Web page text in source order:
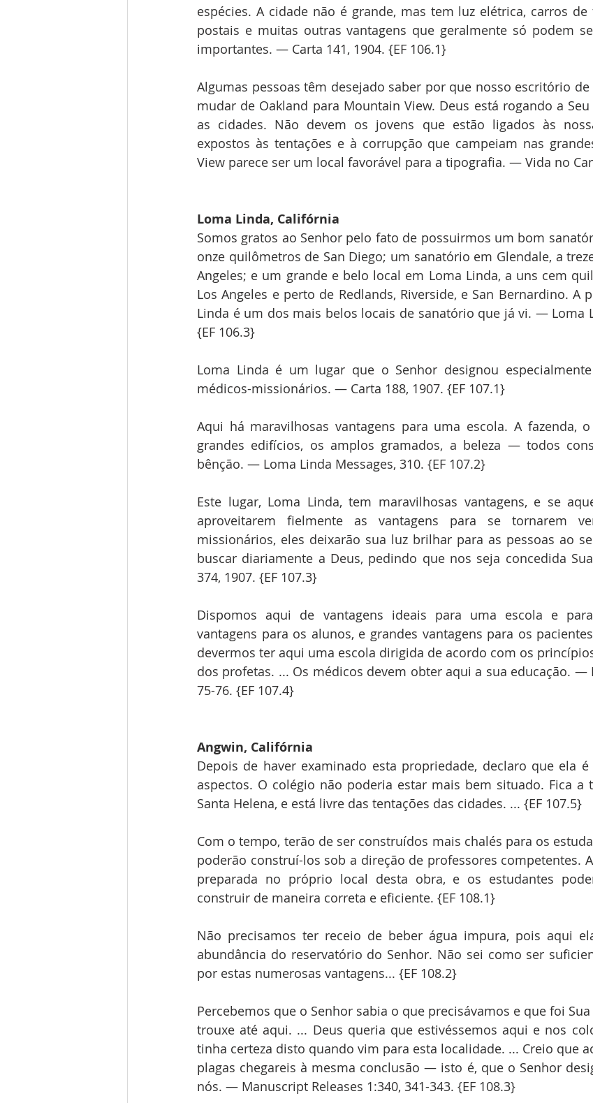
espécies. A cidade não é grande, mas tem luz elétrica, carros
postais e muitas outras vantagens que geralmente só podem
importantes. — Carta 141, 1904. {EF 106.1}
Algumas pessoas têm desejado saber por que nosso escritório
mudar de Oakland para Mountain View. Deus está rogando a
as cidades. Não devem os jovens que estão ligados às
expostos às tentações e à corrupção que campeiam nas
View parece ser um local favorável para a tipografia. — Vida no
Loma Linda, Califórnia
Somos gratos ao Senhor pelo fato de possuirmos um bom
onze quilômetros de San Diego; um sanatório em Glendale, a
Angeles; e um grande e belo local em Loma Linda, a uns cem
Los Angeles e perto de Redlands, Riverside, e San Bernardino. A
Linda é um dos mais belos locais de sanatório que já vi. — Loma
{EF 106.3}
Loma Linda é um lugar que o Senhor designou
médicos-missionários. — Carta 188, 1907. {EF 107.1}
Aqui há maravilhosas vantagens para uma escola. A fazenda,
grandes edifícios, os amplos gramados, a beleza — todos
bênção. — Loma Linda Messages, 310. {EF 107.2}
Este lugar, Loma Linda, tem maravilhosas vantagens, e se
aproveitarem fielmente as vantagens para se tornarem
missionários, eles deixarão sua luz brilhar para as pessoas ao
buscar diariamente a Deus, pedindo que nos seja concedida
374, 1907. {EF 107.3}
Dispomos aqui de vantagens ideais para uma escola e
vantagens para os alunos, e grandes vantagens para os
devermos ter aqui uma escola dirigida de acordo com os
dos profetas. ... Os médicos devem obter aqui a sua educação. —
75-76. {EF 107.4}
Angwin, Califórnia
Depois de haver examinado esta propriedade, declaro que ela
aspectos. O colégio não poderia estar mais bem situado. Fica a
Santa Helena, e está livre das tentações das cidades. ... {EF 107.5}
Com o tempo, terão de ser construídos mais chalés para os
poderão construí-los sob a direção de professores competentes.
preparada no próprio local desta obra, e os estudantes
construir de maneira correta e eficiente. {EF 108.1}
Não precisamos ter receio de beber água impura, pois aqui
abundância do reservatório do Senhor. Não sei como ser
por estas numerosas vantagens... {EF 108.2}
Percebemos que o Senhor sabia o que precisávamos e que foi
trouxe até aqui. ... Deus queria que estivéssemos aqui e nos
tinha certeza disto quando vim para esta localidade. ... Creio que
plagas chegareis à mesma conclusão — isto é, que o Senhor
nós. — Manuscript Releases 1:340, 341-343. {EF 108.3}